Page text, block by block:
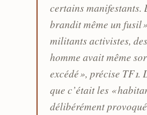
certains manifestants.
brandit même un fusil
militants activistes,
homme avait même
excédé », précise
que c’était les «
délibérément